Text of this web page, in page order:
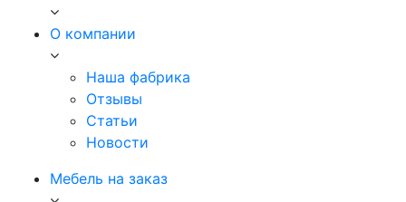
О компании
Наша фабрика
Отзывы
Статьи
Новости
Мебель на заказ